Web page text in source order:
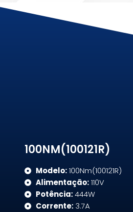
100NM(100121R)
Modelo:100Nm(100121R)
Alimentação:110V
Potência:444W
Corrente:3.7A